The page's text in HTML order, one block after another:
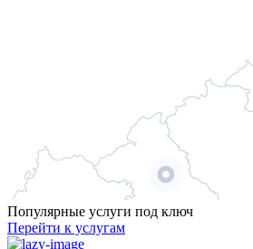
Популярные услуги под ключ
Перейти к услугам